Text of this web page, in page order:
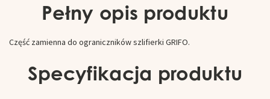
Pełny opis produktu
Część zamienna do ograniczników szlifierki GRIFO.
Specyfikacja produktu